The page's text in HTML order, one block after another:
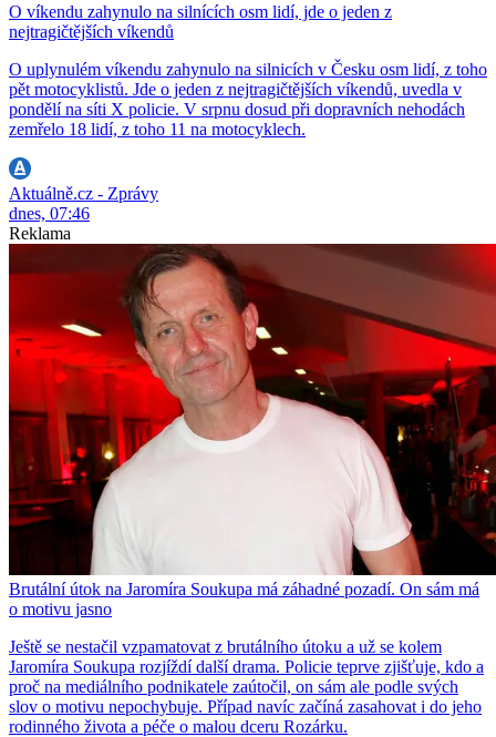
O víkendu zahynulo na silnících osm lidí, jde o jeden z
nejtragičtějších víkendů
O uplynulém víkendu zahynulo na silnicích v Česku osm lidí, z toho
pět motocyklistů. Jde o jeden z nejtragičtějších víkendů, uvedla v
pondělí na síti X policie. V srpnu dosud při dopravních nehodách
zemřelo 18 lidí, z toho 11 na motocyklech.
Aktuálně.cz - Zprávy
dnes, 07:46
Reklama
Brutální útok na Jaromíra Soukupa má záhadné pozadí. On sám má
o motivu jasno
Ještě se nestačil vzpamatovat z brutálního útoku a už se kolem
Jaromíra Soukupa rozjíždí další drama. Policie teprve zjišťuje, kdo a
proč na mediálního podnikatele zaútočil, on sám ale podle svých
slov o motivu nepochybuje. Případ navíc začíná zasahovat i do jeho
rodinného života a péče o malou dceru Rozárku.